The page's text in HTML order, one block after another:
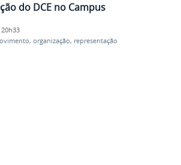
do DCE no Campus
, organização, representação